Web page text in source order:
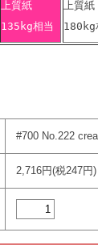
上質紙
135kg相当
上質紙
180kg
#700 No.222
2,716円(税247円)